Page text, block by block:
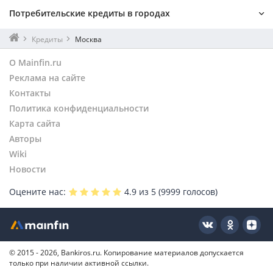
Банк ВТБ
Альфа-Банк
Т-Банк
Газпромбанк
Россельхозбанк
Совкомбанк
МТС Банк
Ренессанс Банк
Московский Кредитный Банк
Банк ДОМ.РФ
Новиком
Ак Барс Банк
ОТП Банк
Банк Уралсиб
Яндекс Банк
Азиатско-Тихоокеанский Банк
Потребительские кредиты в городах
Санкт-Петербург
Екатеринбург
Нижний Новгород
Новосибирск
Воронеж
Волгоград
Ростов-на-Дону
Пермь
Казань
Челябинск
Серпухов
Жуковский
Коломна
Королев
Красногорск
Орехово-Зуево
Кредиты Москва
О Mainfin.ru
Реклама на сайте
Контакты
Политика конфиденциальности
Карта сайта
Авторы
Wiki
Новости
Оцените нас:
4.9 из 5 (9999 голосов)
© 2015 - 2026, Bankiros.ru. Копирование материалов допускается
только при наличии активной ссылки.